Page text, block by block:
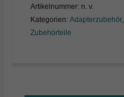
Artikelnummer: n. v.
Kategorien:Adapterzubehör
Zubehörteile